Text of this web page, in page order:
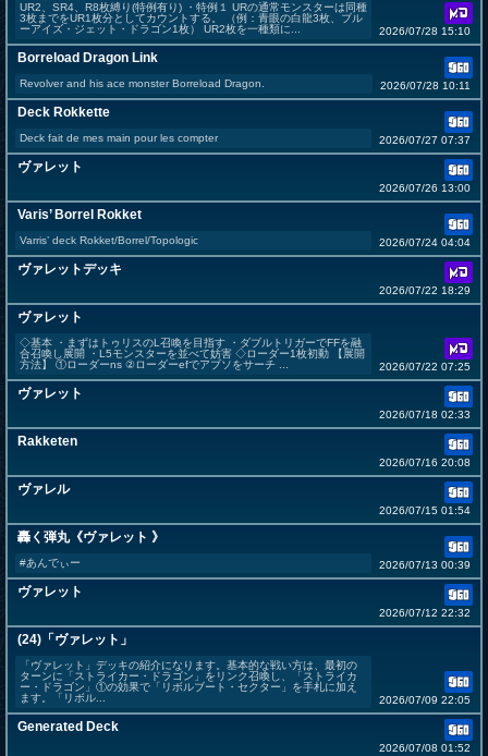
UR2、SR4、R8枚縛り(特例有り) ・特例１ URの通常モンスターは同種
3枚までをUR1枚分としてカウントする。 （例：青眼の白龍3枚、ブル
ーアイズ・ジェット・ドラゴン1枚） UR2枚を一種類に...
2026/07/28 15:10
Borreload Dragon Link
Revolver and his ace monster Borreload Dragon. 2026/07/28 10:11
Deck Rokkette
Deck fait de mes main pour les compter 2026/07/27 07:37
ヴァレット
2026/07/26 13:00
Varis’ Borrel Rokket
Varris’ deck Rokket/Borrel/Topologic 2026/07/24 04:04
ヴァレットデッキ
2026/07/22 18:29
ヴァレット
◇基本 ・まずはトゥリスのL召喚を目指す ・ダブルトリガーでFFを融
合召喚し展開 ・L5モンスターを並べて妨害 ◇ローダー1枚初動 【展開
方法】 ①ローダーns ②ローダーefでアブソをサーチ ...
2026/07/22 07:25
ヴァレット
2026/07/18 02:33
Rakketen
2026/07/16 20:08
ヴァレル
2026/07/15 01:54
轟く弾丸《ヴァレット 》
#あんでぃー 2026/07/13 00:39
ヴァレット
2026/07/12 22:32
(24)「ヴァレット」
「ヴァレット」デッキの紹介になります。基本的な戦い方は、最初の
ターンに「ストライカー・ドラゴン」をリンク召喚し、「ストライカ
ー・ドラゴン」①の効果で「リボルブート・セクター」を手札に加え
ます。「リボル...
2026/07/09 22:05
Generated Deck
2026/07/08 01:52